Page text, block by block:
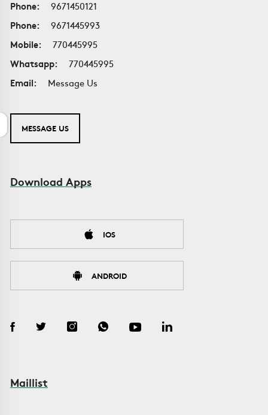
Phone:
9671450121
Phone:
9671445993
Mobile:
770445995
Whatsapp:
770445995
Email:
Message Us
MESSAGE US
Download Apps
IOS
ANDROID
Maillist